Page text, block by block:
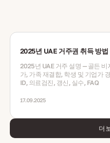
2025년 UAE 거주권 취득 방
2025년 UAE 거주 설명 — 골든 비
가, 가족 재결합, 학생 및 기업가
ID, 의료검진, 갱신, 실수, FAQ
17.09.2025
더